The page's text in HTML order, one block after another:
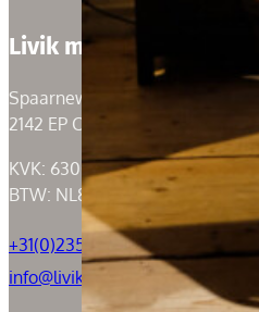
Livik meubelen
Spaarneweg 59
2142 EP Cruquius
KVK: 63004526
BTW: NL855050184B01
+31(0)235294739
info@livik.nl